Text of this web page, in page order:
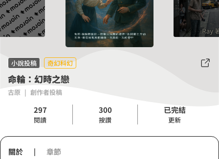
小說投稿 奇幻科幻
命輪：幻時之戀
古原 | 創作者投稿
297
閱讀
300
按讚
已完結
更新
關於 | 章節